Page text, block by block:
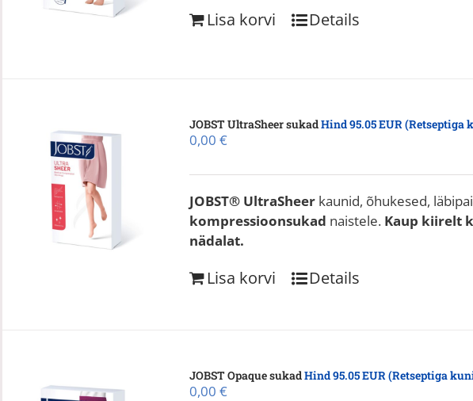
Lisa korvi Details
JOBST UltraSheer sukadHind 95.05 EUR (Retseptiga
0,00€
JOBST® UltraSheer kaunid, õhukesed,
kompressioonsukad naistele. Kaup kiirelt
nädalat.
Lisa korvi Details
JOBST Opaque sukadHind 95.05 EUR (Retseptiga
0,00€